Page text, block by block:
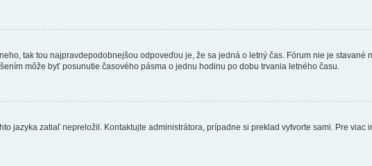
tak tou najpravdepodobnejšou odpoveďou je, že sa jedná o letný čas. Fórum nie je stavané
môže byť posunutie časového pásma o jednu hodinu po dobu trvania letného času.
jazyka zatiaľ nepreložil. Kontaktujte administrátora, prípadne si preklad vytvorte sami. Pre viac